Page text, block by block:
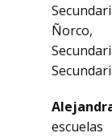
Ñorco,